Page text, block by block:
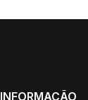
INFORMAÇÃO